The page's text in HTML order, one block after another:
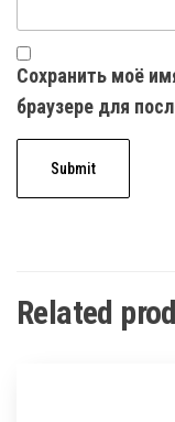
Сохранить моё
браузере для
Related